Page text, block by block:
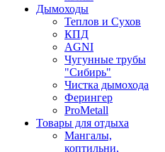
Дымоходы
Теплов и Сухов
КПД
AGNI
Чугунные трубы
"Сибирь"
Чистка дымохода
Ферингер
ProMetall
Товары для отдыха
Мангалы,
коптильни,